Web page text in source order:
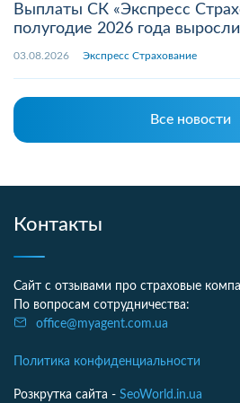
Выплаты СК «Экспресс
полугодие 2026 года
03.08.2026 Экспресс Страхование
Все новости
Контакты
Сайт с отзывами про страховые
По вопросам сотрудничества:
office@myagent.com.ua
Политика конфиденциальности
Розкрутка сайта - SeoWorld.in.ua